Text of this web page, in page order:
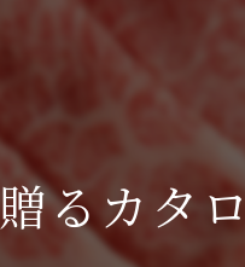
るカタ